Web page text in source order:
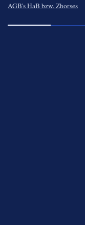
AGB's HaB bzw. Zhorses